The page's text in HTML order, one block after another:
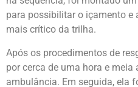
para possibilitar o içamento e
mais crítico da trilha.
Após os procedimentos de
por cerca de uma hora e
ambulância. Em seguida, ela